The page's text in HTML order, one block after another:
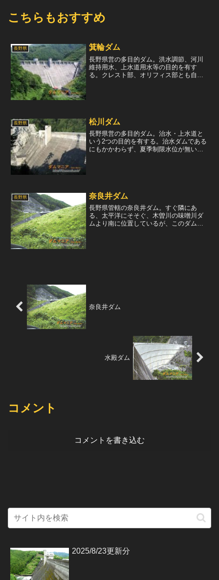
こちらもおすすめ
長野県 箕輪ダム
長野県営の多目的ダム。洪水調節、河川
維持用水、上水道用水等の目的を有す
る。クレスト部、オリフィス部とも自由
長野県 松川ダム
長野県営の多目的ダム。治水・上水道と
いう2つの目的を有する。治水ダムである
にもかかわらず、夏季制限水位が無いの
長野県 奈良井ダム
長野県管轄の奈良井ダム。すぐ隣にあ
る、太平洋にそそぐ、木曽川の味噌川ダ
ムより南に位置しているが、このダム
奈良井ダム
水殿ダム
コメント
コメントを書き込む
2025/8/23更新分